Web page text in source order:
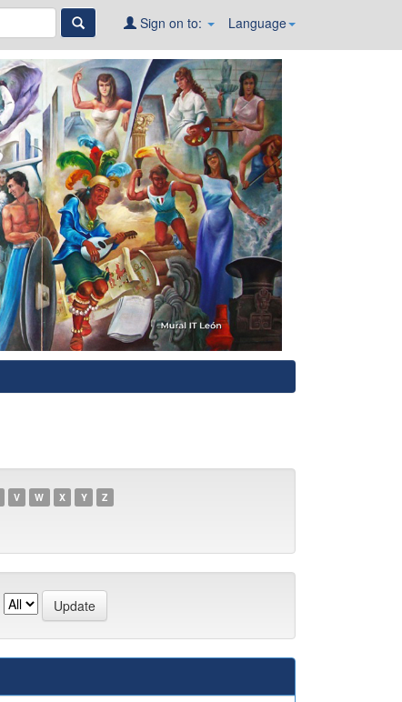
Language
Sign on to:
V W X Y Z